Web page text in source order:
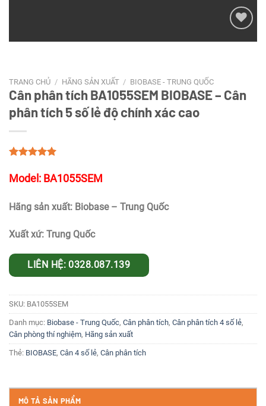
Add to
TRANG CHỦ / HÃNG SẢN XUẤT / BIOBASE - TRUNG QUỐC
Cân phân tích BA1055SEM BIOBASE – Cân
phân tích 5 số lẻ độ chính xác cao
Model: BA1055SEM
Hãng sản xuất: Biobase – Trung Quốc
Xuất xứ: Trung Quốc
LIÊN HỆ: 0328.087.139
SKU: BA1055SEM
Danh mục: Biobase - Trung Quốc, Cân phân tích, Cân phân tích 4 số lẻ,
Cân phòng thí nghiệm, Hãng sản xuất
Thẻ: BIOBASE, Cân 4 số lẻ, Cân phân tích
MÔ TẢ SẢN PHẨM